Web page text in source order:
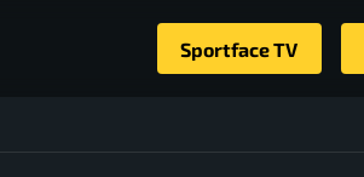
Sportface TV